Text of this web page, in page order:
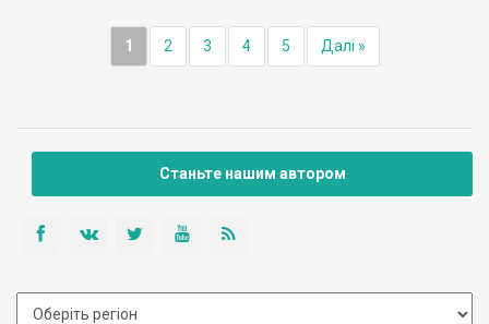
1 2 3 4 5 Далі »
Станьте нашим автором